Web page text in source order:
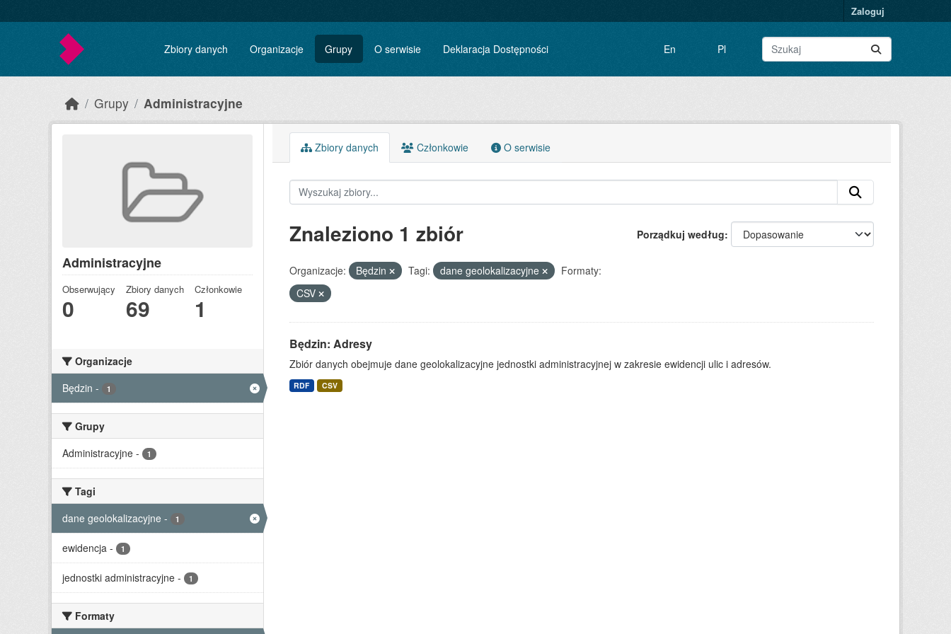
Zaloguj
Zbiory danych Organizacje Grupy O serwisie Deklaracja Dostępności En Pl
Grupy Administracyjne
Administracyjne
Obserwujący
0
Zbiory danych
69
Członkowie
1
Organizacje
Będzin - 1
Grupy
Administracyjne - 1
Tagi
dane geolokalizacyjne - 1
ewidencja - 1
jednostki administracyjne - 1
Formaty
Zbiory danych Członkowie O serwisie
Porządkuj według
Znaleziono 1 zbiór
Organizacje: Będzin Tagi: dane geolokalizacyjne
Formaty:
CSV
Będzin: Adresy
Zbiór danych obejmuje dane geolokalizacyjne jednostki administracyjnej w zakresie ewidencji ulic i adresów.
RDF CSV